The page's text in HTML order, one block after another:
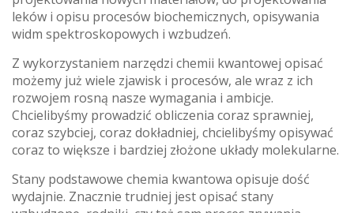
leków i opisu procesów biochemicznych, opisywania
widm spektroskopowych i wzbudzeń.
Z wykorzystaniem narzędzi chemii kwantowej opisać
możemy już wiele zjawisk i procesów, ale wraz z ich
rozwojem rosną nasze wymagania i ambicje.
Chcielibyśmy prowadzić obliczenia coraz sprawniej,
coraz szybciej, coraz dokładniej, chcielibyśmy opisywać
coraz to większe i bardziej złożone układy molekularne.
Stany podstawowe chemia kwantowa opisuje dość
wydajnie. Znacznie trudniej jest opisać stany